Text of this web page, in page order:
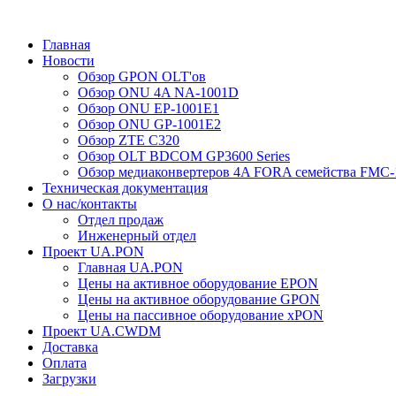
Главная
Новости
Обзор GPON OLT'ов
Обзор ONU 4A NA-1001D
Обзор ONU EP-1001E1
Обзор ONU GP-1001E2
Обзор ZTE C320
Обзор OLT BDCOM GP3600 Series
Обзор медиаконвертеров 4A FORA семейства
Техническая документация
О нас/контакты
Отдел продаж
Инженерный отдел
Проект UA.PON
Главная UA.PON
Цены на активное оборудование EPON
Цены на активное оборудование GPON
Цены на пассивное оборудование xPON
Проект UA.CWDM
Доставка
Оплата
Загрузки